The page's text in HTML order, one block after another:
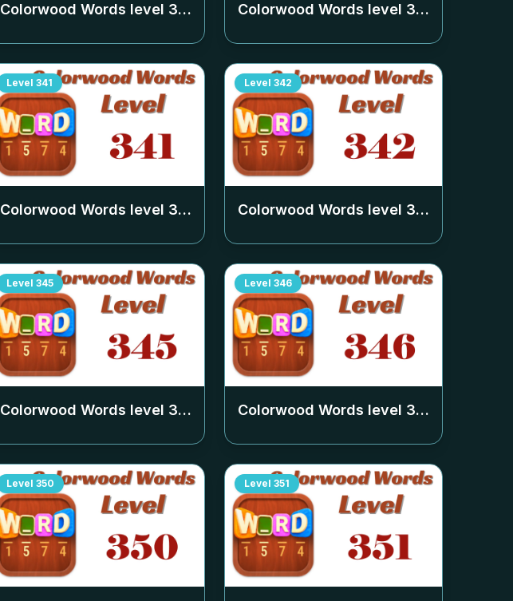
Colorwood Words level 337 Colorwood Words level 338
Level 341
Colorwood Words level 341
Level 342
Colorwood Words level 342
Level 345
Colorwood Words level 345
Level 346
Colorwood Words level 346
Level 350 Level 351